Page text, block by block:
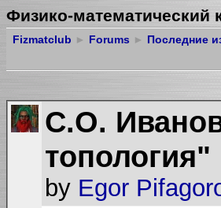
Физико-
Fizmatclub ► Forums ► Последние
C.О.
топология"
by Egor